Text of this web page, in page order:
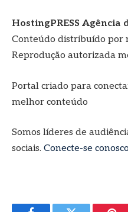
HostingPRESS Agência
Conteúdo distribuído por
Reprodução autorizada
Portal criado para
melhor conteúdo
Somos líderes de
sociais. Conecte-se conosco